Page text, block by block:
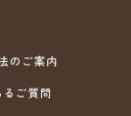
のご案内
るご質問